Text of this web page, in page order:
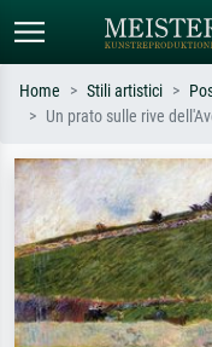
Cerca per artista, titolo o
Monet, Notte stellata,
Impressionismo, onda di
nudo.
Home Stili artistici
Un prato sulle rive